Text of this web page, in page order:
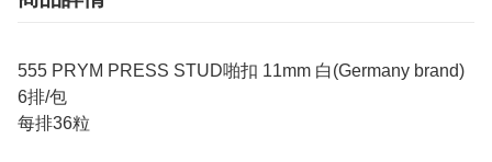
555 PRYM PRESS STUD啪扣 11mm 白(Germany brand)
6排/包
每排36粒